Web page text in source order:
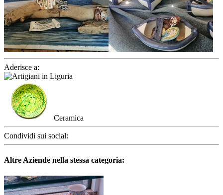
Aderisce a:
Ceramica
Condividi sui social:
Altre Aziende nella stessa categoria: